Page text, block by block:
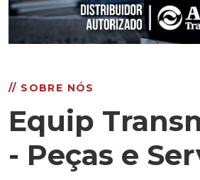
// SOBRE NÓS
Equip
- Peças e